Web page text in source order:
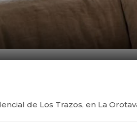
de Los Trazos, en La